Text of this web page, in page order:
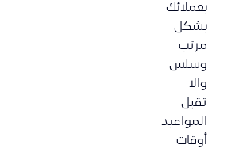
بعملائك
بشكل
مرتب
وسلس
والا
تقبل
المواعيد
أوقات